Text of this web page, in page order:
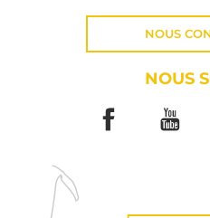
NOUS
NOUS